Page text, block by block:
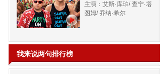
主演：艾斯·库珀/ 查宁·塔
图姆/ 乔纳·希尔
我来说两句排行榜